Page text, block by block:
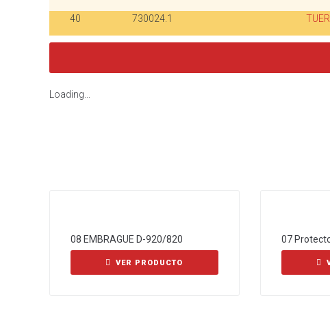
40 730024.1
Loading...
08 EMBRAGUE D-920/820
VER PRODUCTO
07